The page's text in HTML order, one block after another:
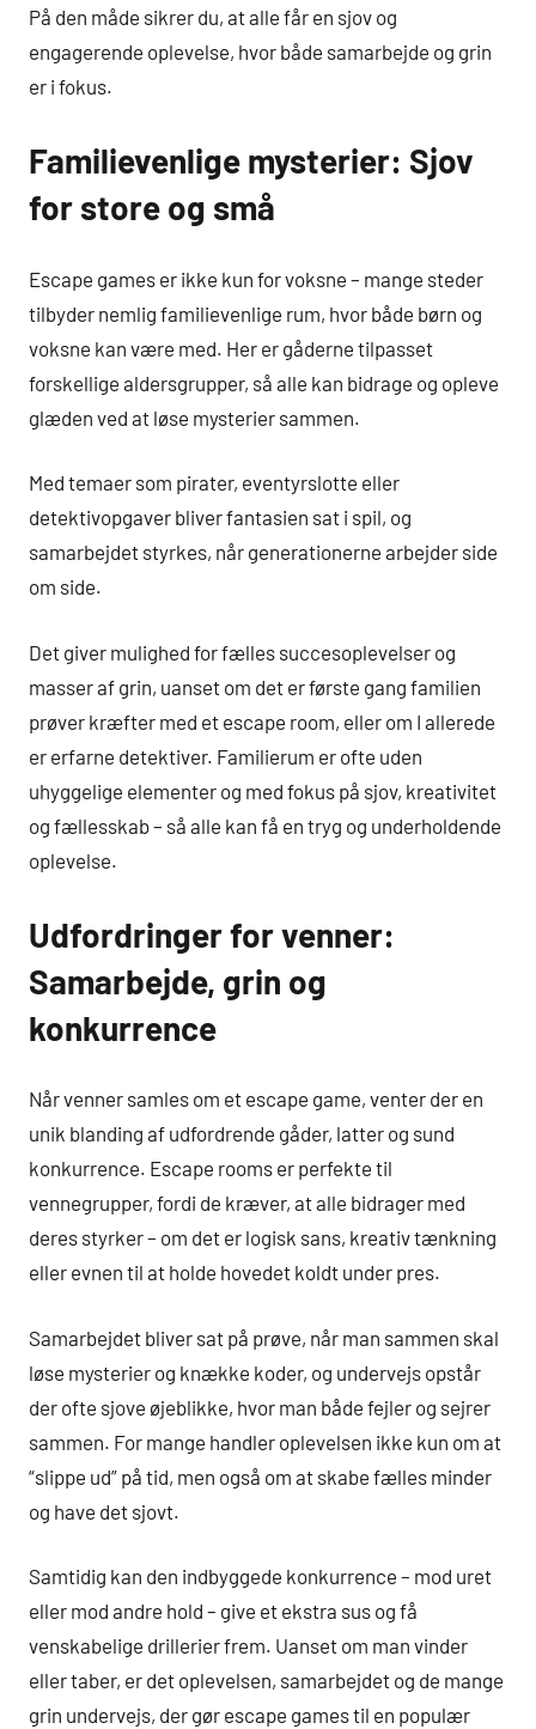
På den måde sikrer du, at alle får en sjov og
engagerende oplevelse, hvor både samarbejde og grin
er i fokus.
Familievenlige mysterier: Sjov
for store og små
Escape games er ikke kun for voksne – mange steder
tilbyder nemlig familievenlige rum, hvor både børn og
voksne kan være med. Her er gåderne tilpasset
forskellige aldersgrupper, så alle kan bidrage og opleve
glæden ved at løse mysterier sammen.
Med temaer som pirater, eventyrslotte eller
detektivopgaver bliver fantasien sat i spil, og
samarbejdet styrkes, når generationerne arbejder side
om side.
Det giver mulighed for fælles succesoplevelser og
masser af grin, uanset om det er første gang familien
prøver kræfter med et escape room, eller om I allerede
er erfarne detektiver. Familierum er ofte uden
uhyggelige elementer og med fokus på sjov, kreativitet
og fællesskab – så alle kan få en tryg og underholdende
oplevelse.
Udfordringer for venner:
Samarbejde, grin og
konkurrence
Når venner samles om et escape game, venter der en
unik blanding af udfordrende gåder, latter og sund
konkurrence. Escape rooms er perfekte til
vennegrupper, fordi de kræver, at alle bidrager med
deres styrker – om det er logisk sans, kreativ tænkning
eller evnen til at holde hovedet koldt under pres.
Samarbejdet bliver sat på prøve, når man sammen skal
løse mysterier og knække koder, og undervejs opstår
der ofte sjove øjeblikke, hvor man både fejler og sejrer
sammen. For mange handler oplevelsen ikke kun om at
“slippe ud” på tid, men også om at skabe fælles minder
og have det sjovt.
Samtidig kan den indbyggede konkurrence – mod uret
eller mod andre hold – give et ekstra sus og få
venskabelige drillerier frem. Uanset om man vinder
eller taber, er det oplevelsen, samarbejdet og de mange
grin undervejs, der gør escape games til en populær